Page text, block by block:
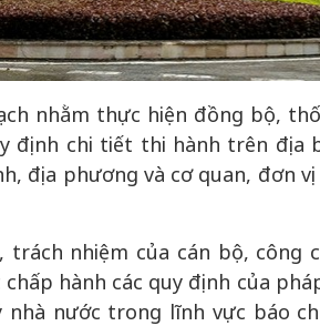
nhằm thực hiện đồng bộ,
định chi tiết thi hành trên địa
địa phương và cơ quan, đơn
trách nhiệm của cán bộ, công
chấp hành các quy định của
nhà nước trong lĩnh vực báo
gia
Khơi
hóa,
kiến
mới
50 năm Việt Nam gia
nhập UNESCO: Khơi
nguồn nội lực văn hóa,
tạo | Kỳ 3: Hội nhập
quốc tế bằng bản lĩnh
Việt Nam